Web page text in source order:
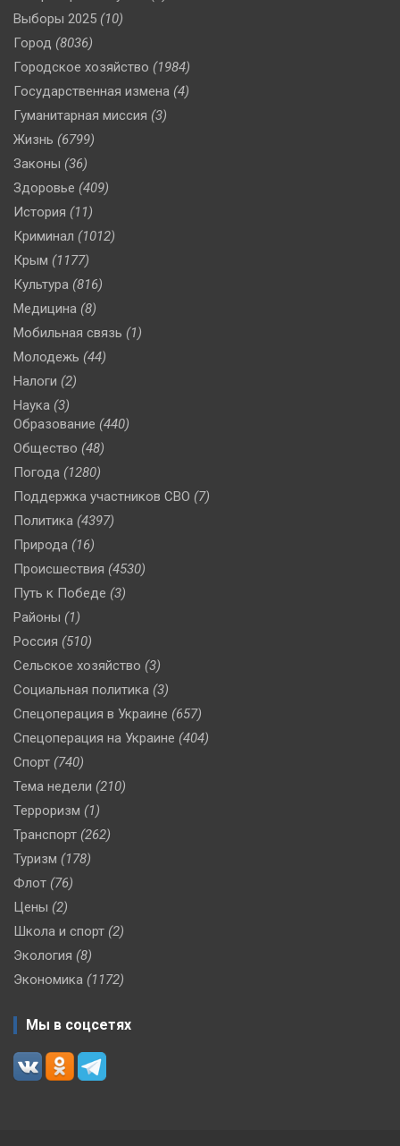
Выборы 2025 (10)
Город (8036)
Городское хозяйство (1984)
Государственная измена (4)
Гуманитарная миссия (3)
Жизнь (6799)
Законы (36)
Здоровье (409)
История (11)
Криминал (1012)
Крым (1177)
Культура (816)
Медицина (8)
Мобильная связь (1)
Молодежь (44)
Налоги (2)
Наука (3)
Образование (440)
Общество (48)
Погода (1280)
Поддержка участников СВО (7)
Политика (4397)
Природа (16)
Происшествия (4530)
Путь к Победе (3)
Районы (1)
Россия (510)
Сельское хозяйство (3)
Социальная политика (3)
Спецоперация в Украине (657)
Спецоперация на Украине (404)
Спорт (740)
Тема недели (210)
Терроризм (1)
Транспорт (262)
Туризм (178)
Флот (76)
Цены (2)
Школа и спорт (2)
Экология (8)
Экономика (1172)
Мы в соцсетях